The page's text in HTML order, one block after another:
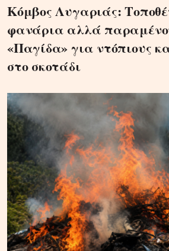
Κόμβος Λυγαριάς:
φανάρια αλλά
«Παγίδα» για ντόπιους
στο σκοτάδι